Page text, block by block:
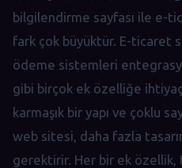
bilgilendirme sayfası ile e-
fark çok büyüktür. E-ticaret
ödeme sistemleri
gibi birçok ek özelliğe ihtiyaç
karmaşık bir yapı ve çoklu
web sitesi, daha fazla
gerektirir. Her bir ek özellik,